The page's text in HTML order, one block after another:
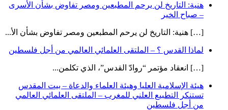
هنية: التاريخ لن يرحم المطبعين ومصر تفاوض بشأن الأسرى
– صباح الخير
[…] هنية: التاريخ لن يرحم المطبعين ومصر تفاوض بشأن الأ...
لماذا القدس ؟ – الملتقى العلمائي العالمي من أجل فلسطين
[…] انعقاد مؤتمر “روادّ القدس”، الذي تكلمن...
هيئة الإسلامية العليا وهيئة العلماء والدعاة – بيت المقدس
تستنكر التطبيع العلني للمغرب – الملتقى العلمائي العالمي
من أجل فلسطين